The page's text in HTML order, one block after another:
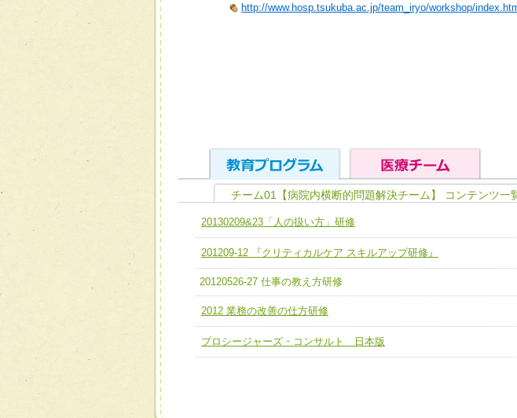
http://www.hosp.tsukuba.ac.jp/team_iryo/workshop/
ユニット１ 医療人としての基礎能力
全人的医療を実践する医療人として、必要な基礎能力を身につ
ける
ユニット２ チーム医療構成力
ユニット３ 多職種連携力
他職種の視点とスキルを学び、相互理解と連携を深める
チーム01【病院内横断的問題解決チーム】
チーム02【地域医療連携推進による高度医療を必要とする在
宅患者等支援チーム】
チーム03【癌患者服薬サポートチーム】
チーム04【口腔ケアチーム】
チーム01【病院内横断的問題解決チーム】 コンテンツ一
20130209&23「人の扱い方」研修
201209-12 『クリティカルケア スキルアップ研修』
20120526-27 仕事の教え方研修
2012 業務の改善の仕方研修
プロシージャーズ・コンサルト 日本版